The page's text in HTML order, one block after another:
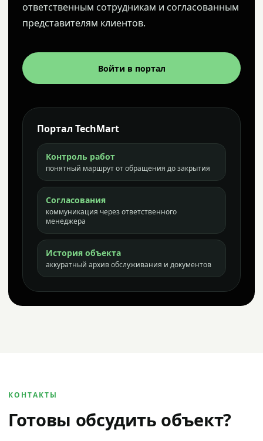
ответственным сотрудникам и согласованным
представителям клиентов.
Войти в портал
Портал TechMart
Контроль работ
понятный маршрут от обращения до закрытия
Согласования
коммуникация через ответственного
менеджера
История объекта
аккуратный архив обслуживания и документов
КОНТАКТЫ
Готовы обсудить объект?